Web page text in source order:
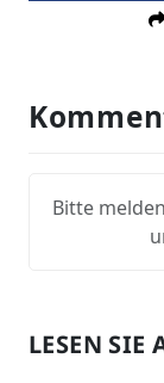
Bitte
LESEN SIE